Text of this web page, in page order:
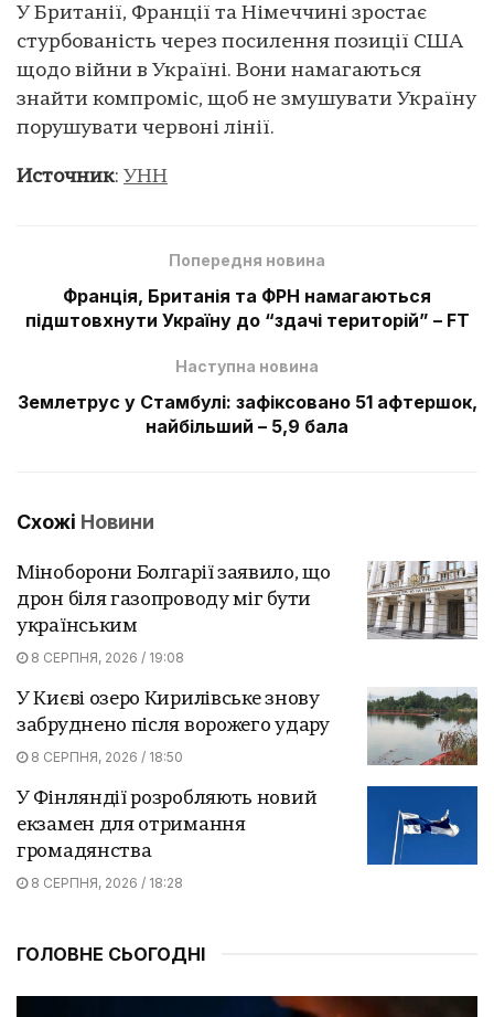
У Британії, Франції та Німеччині зростає
стурбованість через посилення позиції США
щодо війни в Україні. Вони намагаються
знайти компроміс, щоб не змушувати Україну
порушувати червоні лінії.
Источник: УНН
Попередня новина
Франція, Британія та ФРН намагаються
підштовхнути Україну до “здачі територій” – FT
Наступна новина
Землетрус у Стамбулі: зафіксовано 51 афтершок,
найбільший – 5,9 бала
Схожі Новини
Міноборони Болгарії заявило, що
дрон біля газопроводу міг бути
українським
8 СЕРПНЯ, 2026 / 19:08
У Києві озеро Кирилівське знову
забруднено після ворожего удару
8 СЕРПНЯ, 2026 / 18:50
У Фінляндії розробляють новий
екзамен для отримання
громадянства
8 СЕРПНЯ, 2026 / 18:28
ГОЛОВНЕ СЬОГОДНІ